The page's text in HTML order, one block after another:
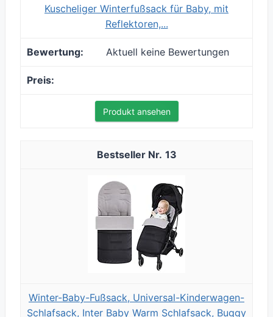
Kuscheliger Winterfußsack für Baby, mit
Reflektoren,...
Aktuell keine Bewertungen
Produkt ansehen
13
Winter-Baby-Fußsack, Universal-Kinderwagen-
Schlafsack, Inter Baby Warm Schlafsack, Buggy